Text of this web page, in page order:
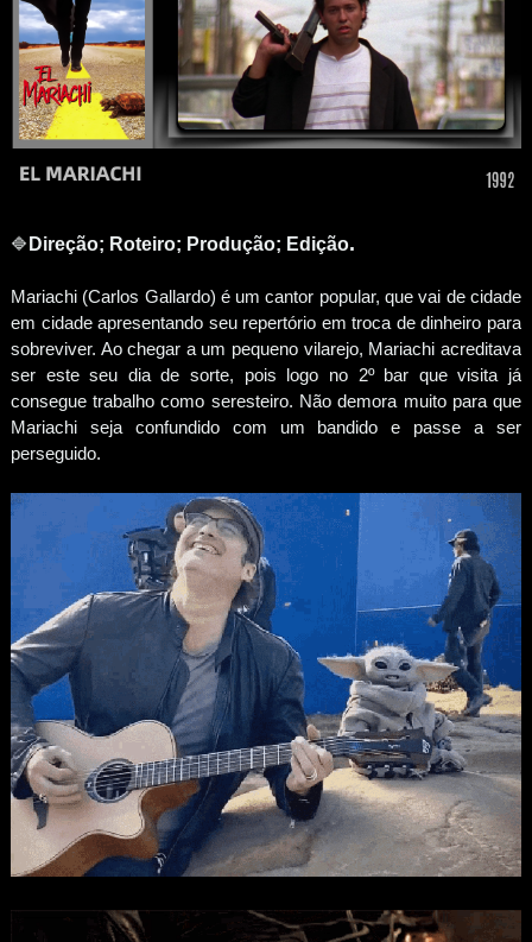
🔷 Direção; Roteiro; Produção; Edição.
Mariachi (Carlos Gallardo) é um cantor popular, que vai de cidade
em cidade apresentando seu repertório em troca de dinheiro para
sobreviver. Ao chegar a um pequeno vilarejo, Mariachi acreditava
ser este seu dia de sorte, pois logo no 2º bar que visita já
consegue trabalho como seresteiro. Não demora muito para que
Mariachi seja confundido com um bandido e passe a ser
perseguido.